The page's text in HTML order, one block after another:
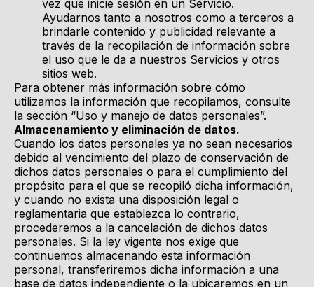
vez que inicie sesión en un Servicio.
Ayudarnos tanto a nosotros como a terceros a
brindarle contenido y publicidad relevante a
través de la recopilación de información sobre
el uso que le da a nuestros Servicios y otros
sitios web.
Para obtener más información sobre cómo
utilizamos la información que recopilamos, consulte
la sección “Uso y manejo de datos personales”.
Almacenamiento y eliminación de datos.
Cuando los datos personales ya no sean necesarios
debido al vencimiento del plazo de conservación de
dichos datos personales o para el cumplimiento del
propósito para el que se recopiló dicha información,
y cuando no exista una disposición legal o
reglamentaria que establezca lo contrario,
procederemos a la cancelación de dichos datos
personales. Si la ley vigente nos exige que
continuemos almacenando esta información
personal, transferiremos dicha información a una
base de datos independiente o la ubicaremos en un